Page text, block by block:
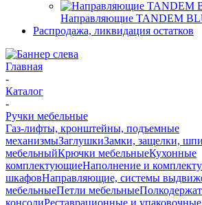
Направляющие TANDEM
Распродажа, ликвидация остатков
Главная
-
Каталог
-
Ручки мебельные
Газ-лифты, кронштейны, подъемные
механизмыЗаглушкиЗамки, защелки,
мебельныйКрючки мебельныеКухонные
комплектующиеНаполнение и
шкафовНаправляющие, системы
мебельныеПетли мебельные
консолиРеставрационные и